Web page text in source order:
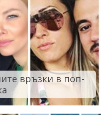
връзки в поп-